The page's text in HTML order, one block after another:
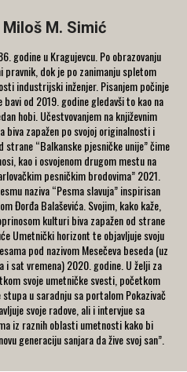
Miloš M. Simić
godine u Kragujevcu. Po obrazovanju
pravnik, dok je po zanimanju spletom
industrijski inženjer. Pisanjem počinje
bavi od 2019. godine gledavši to kao na
hobi. Učestvovanjem na književnim
biva zapažen po svojoj originalnosti i
strane “Balkanske pjesničke unije” čime
kao i osvojenom drugom mestu na
pesničkim brodovima” 2021.
naziva “Pesma slavuja” inspirisan
Đorđa Balaševića. Svojim, kako kaže,
kulturi biva zapažen od strane
Umetnički horizont te objavljuje svoju
pod nazivom Mesečeva beseda (uz
i sat vremena) 2020. godine. U želji za
svoje umetničke svesti, početkom
u saradnju sa portalom Pokazivač
svoje radove, ali i intervjue sa
iz raznih oblasti umetnosti kako bi
generaciju sanjara da žive svoj san”.